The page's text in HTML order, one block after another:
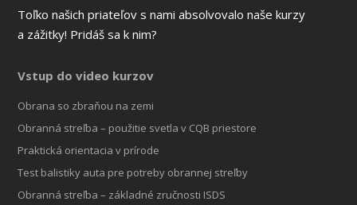
Toľko našich priateľov s nami absolvovalo naše kurzy
a zážitky! Pridáš sa k nim?
Vstup do video kurzov
Obrana so zbraňou na zemi
Obranná streľba – použitie svetla v CQB priestore
Praktická orientacia v prírode
Test balistiky auta pre potreby obrannej streľby
Obranná streľba – základné zručnosti ISDS